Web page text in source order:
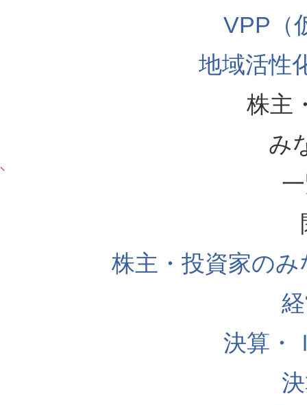
VPP（
地域活性
株主
み
株主・投資家の
決算・